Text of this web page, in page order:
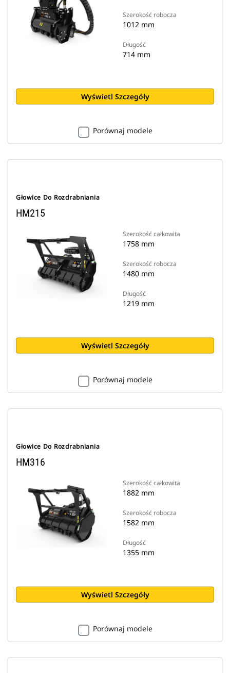
Szerokość robocza
1012 mm
Długość
714 mm
Wyświetl Szczegóły
Porównaj modele
Głowice Do Rozdrabniania
HM215
Szerokość całkowita
1758 mm
Szerokość robocza
1480 mm
Długość
1219 mm
Wyświetl Szczegóły
Porównaj modele
Głowice Do Rozdrabniania
HM316
Szerokość całkowita
1882 mm
Szerokość robocza
1582 mm
Długość
1355 mm
Wyświetl Szczegóły
Porównaj modele